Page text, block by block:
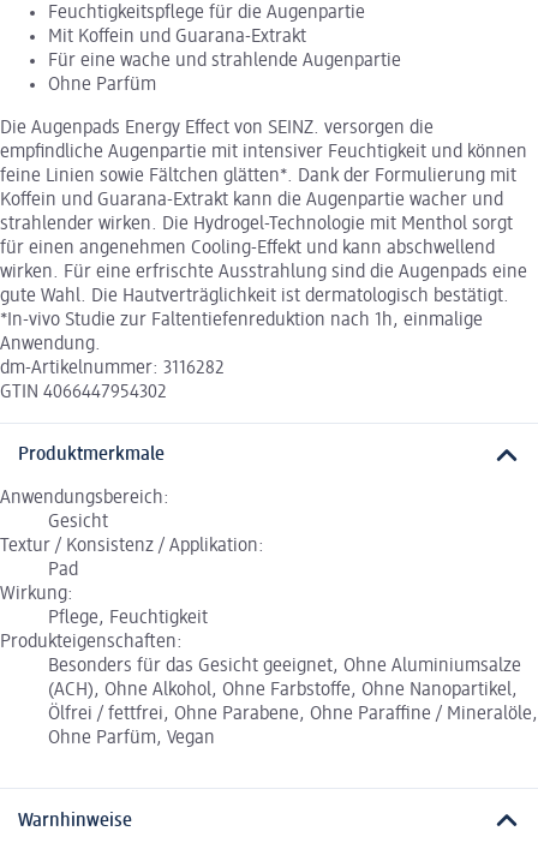
Feuchtigkeitspflege für die Augenpartie
Mit Koffein und Guarana-Extrakt
Für eine wache und strahlende Augenpartie
Ohne Parfüm
Die Augenpads Energy Effect von SEINZ. versorgen die
empfindliche Augenpartie mit intensiver Feuchtigkeit und können
feine Linien sowie Fältchen glätten*. Dank der Formulierung mit
Koffein und Guarana-Extrakt kann die Augenpartie wacher und
strahlender wirken. Die Hydrogel-Technologie mit Menthol sorgt
für einen angenehmen Cooling-Effekt und kann abschwellend
wirken. Für eine erfrischte Ausstrahlung sind die Augenpads eine
gute Wahl. Die Hautverträglichkeit ist dermatologisch bestätigt.
*In-vivo Studie zur Faltentiefenreduktion nach 1h, einmalige
Anwendung.
dm-Artikelnummer: 3116282
GTIN 4066447954302
Produktmerkmale
Anwendungsbereich:
Gesicht
Textur / Konsistenz / Applikation:
Pad
Wirkung:
Pflege, Feuchtigkeit
Produkteigenschaften:
Besonders für das Gesicht geeignet, Ohne Aluminiumsalze
(ACH), Ohne Alkohol, Ohne Farbstoffe, Ohne Nanopartikel,
Ölfrei / fettfrei, Ohne Parabene, Ohne Paraffine / Mineralöle,
Ohne Parfüm, Vegan
Warnhinweise